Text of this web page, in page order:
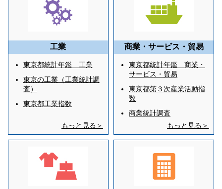
工業
東京都統計年鑑 工業
東京の工業（工業統計調
査）
東京都工業指数
もっと見る＞
商業・サービス・貿易
東京都統計年鑑 商業・
サービス・貿易
東京都第３次産業活動指
数
商業統計調査
もっと見る＞